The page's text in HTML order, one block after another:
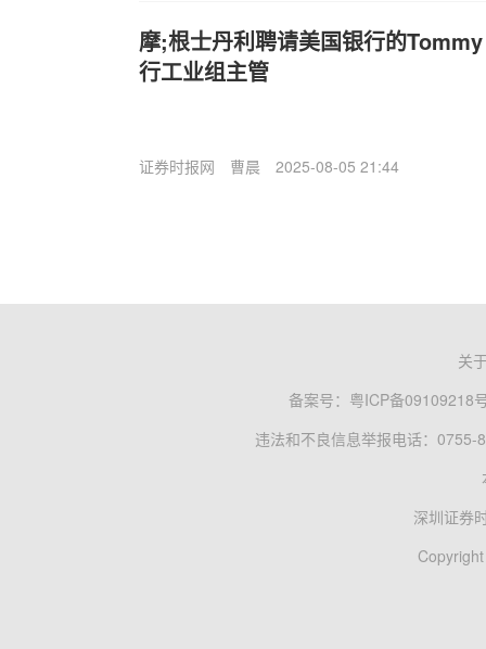
摩;根士丹利聘请美国银行的
行工业组主管
证券时报网 曹晨 2025-08-05 21:44
关
备案号： 粤ICP备09109218
违法和不良信息举报电话：0755-
深圳证券